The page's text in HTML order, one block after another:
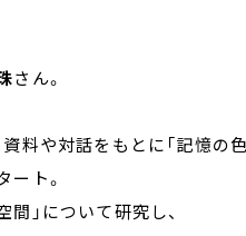
さん。
料や対話をもとに「記憶の
ート。
」について研究し、